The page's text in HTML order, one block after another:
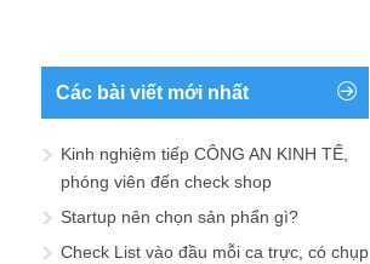
Các bài viết mới nhất
Kinh nghiệm tiếp CÔNG AN KINH TẾ,
phóng viên đến check shop
Startup nên chọn sản phẩn gì?
Check List vào đầu mỗi ca trực, có chụp